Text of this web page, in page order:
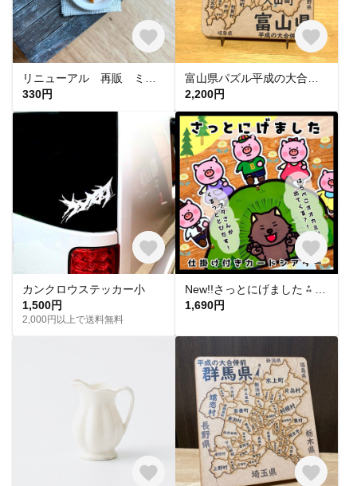
330円
2,200円
カンクロウステッカー小
1,500円
2,000円以上で送料無料
1,690円